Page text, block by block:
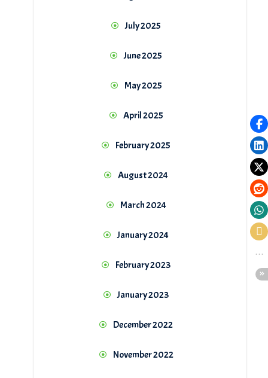
July 2025
June 2025
May 2025
April 2025
February 2025
August 2024
March 2024
January 2024
February 2023
January 2023
December 2022
November 2022